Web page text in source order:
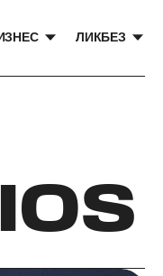
ЛИКБЕЗ